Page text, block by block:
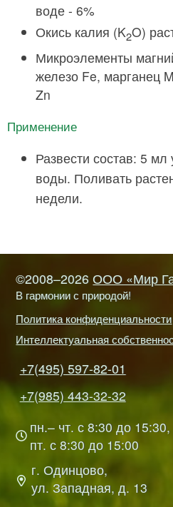
воде - 6%
Окись калия (K2O)
Микроэлементы
железо Fe, марганец
Zn
Применение
Развести состав: 5
воды. Поливать
недели.
©2008–2026 ООО «Мир
В гармонии с природой!
Политика конфиденциальности
Интеллектуальная
+7(495) 597-82-01
+7(985) 443-32-32
пн.– чт. с 8:30 до 15:30,
пт. с 8:30 до 15:00
г. Одинцово,
ул. Западная, д. 13